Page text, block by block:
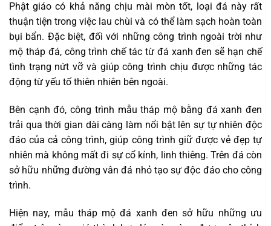
Phật giáo có khả năng chịu mài mòn tốt, loại đá này rất
thuận tiện trong việc lau chùi và có thể làm sạch hoàn toàn
bụi bẩn. Đặc biệt, đối với những công trình ngoài trời như
mộ tháp đá, công trình chế tác từ đá xanh đen sẽ hạn chế
tình trạng nứt vỡ và giúp công trình chịu được những tác
động từ yếu tố thiên nhiên bên ngoài.
Bên cạnh đó, công trình mẫu tháp mộ bằng đá xanh đen
trải qua thời gian dài càng làm nổi bật lên sự tự nhiên độc
đáo của cả công trình, giúp công trình giữ được vẻ đẹp tự
nhiên mà không mất đi sự cổ kính, linh thiêng. Trên đá còn
sở hữu những đường vân đá nhỏ tạo sự độc đáo cho công
trình.
Hiện nay, mẫu tháp mộ đá xanh đen sở hữu những ưu